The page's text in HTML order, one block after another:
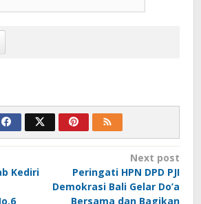
Kediri
Next post
Peringati HPN DPD PJI
Demokrasi Bali Gelar Do’a
Bersama dan Bagikan